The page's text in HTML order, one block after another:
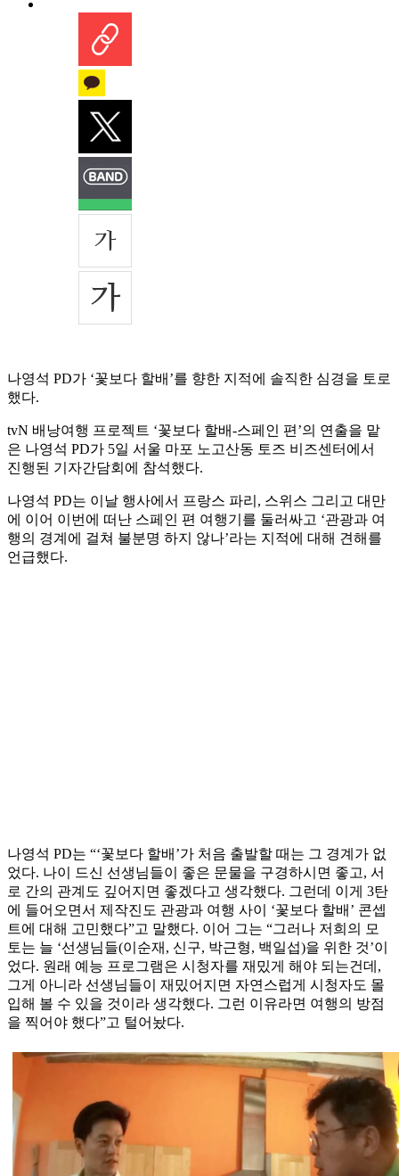
나영석 PD가 ‘꽃보다 할배’를 향한 지적에 솔직한 심경을 토로
했다.
tvN 배낭여행 프로젝트 ‘꽃보다 할배-스페인 편’의 연출을 맡
은 나영석 PD가 5일 서울 마포 노고산동 토즈 비즈센터에서
진행된 기자간담회에 참석했다.
나영석 PD는 이날 행사에서 프랑스 파리, 스위스 그리고 대만
에 이어 이번에 떠난 스페인 편 여행기를 둘러싸고 ‘관광과 여
행의 경계에 걸쳐 불분명 하지 않나’라는 지적에 대해 견해를
언급했다.
나영석 PD는 “‘꽃보다 할배’가 처음 출발할 때는 그 경계가 없
었다. 나이 드신 선생님들이 좋은 문물을 구경하시면 좋고, 서
로 간의 관계도 깊어지면 좋겠다고 생각했다. 그런데 이게 3탄
에 들어오면서 제작진도 관광과 여행 사이 ‘꽃보다 할배’ 콘셉
트에 대해 고민했다”고 말했다. 이어 그는 “그러나 저희의 모
토는 늘 ‘선생님들(이순재, 신구, 박근형, 백일섭)을 위한 것’이
었다. 원래 예능 프로그램은 시청자를 재밌게 해야 되는건데,
그게 아니라 선생님들이 재밌어지면 자연스럽게 시청자도 몰
입해 볼 수 있을 것이라 생각했다. 그런 이유라면 여행의 방점
을 찍어야 했다”고 털어놨다.